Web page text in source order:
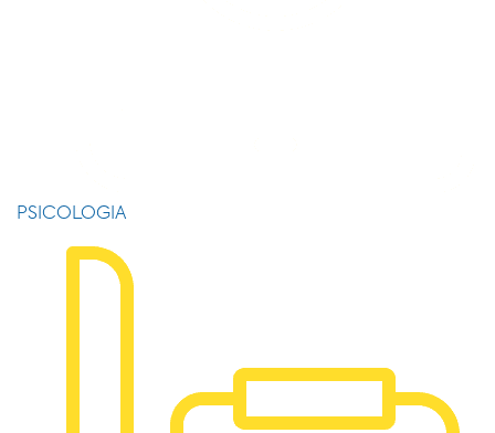
PSICOLOGIA